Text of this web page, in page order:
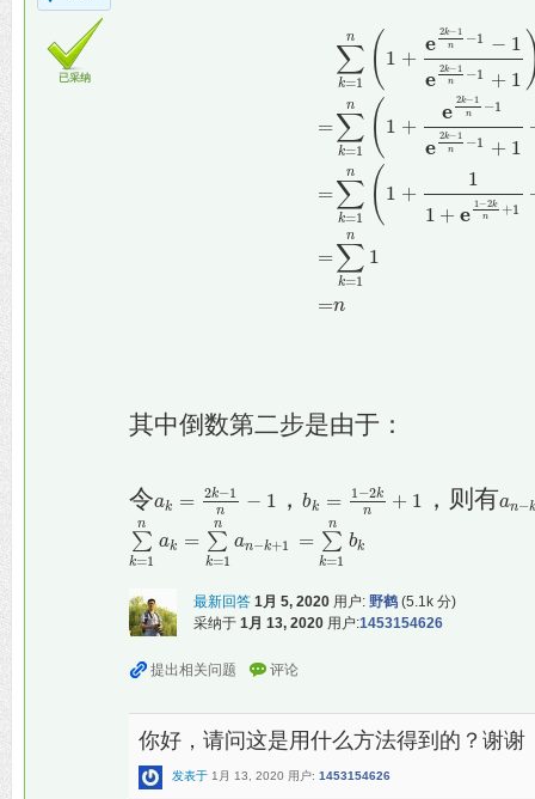
已采纳
=
=
=
=
∑
k=1
n ( 1 +
e 2k− 1
n −1 − 1
e 2k− 1
n −1 + 1
∑
k=1
n ( 1 +
e 2k− 1
n −1
e 2k− 1
n −1 + 1
∑
k=1
n ( 1 +
1
1 + e 1 −2k
n
+1
∑
k=1
n
1
n
1n 1+ −1
其中倒数第二步是由于：
令ak = 2k−1
n − 1
ak =2k −1n−1 ，bk = 1−2k
n
+ 1
bk =1− 2kn+ 1 ，则有an−
an−k
∑
k=1
n
ak = ∑
k=1
n
an−k+1 = ∑
k=1
n
bk
∑k = 1n ak= ∑ k=1nan−k +1= ∑ k=1n
最新回答 1月 5, 2020 用户: 野鹤 (5.1k 分)
采纳于 1月 13, 2020 用户:1453154626
你好，请问这是用什么方法得到的？谢谢
发表于 1月 13, 2020 用户: 1453154626